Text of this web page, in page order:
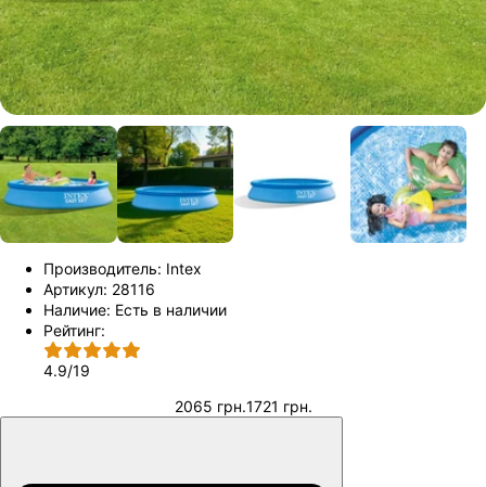
Производитель: Intex
Артикул: 28116
Наличие: Есть в наличии
Рейтинг:
4.9/19
2065 грн.1721 грн.